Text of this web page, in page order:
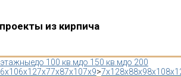
из кирпича
до 100 кв.мдо 150 кв.мдо 200
6x106x127x77x87x107x9>7x128x88x98x10